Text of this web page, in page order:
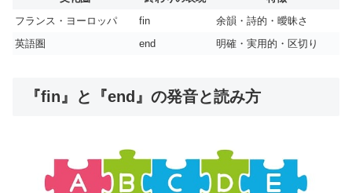
フランス・ヨーロッパ
fin
余韻・詩的・曖昧さ
英語圏
end 明確・実用的・区切り
『fin』と『end』の発音と読み方